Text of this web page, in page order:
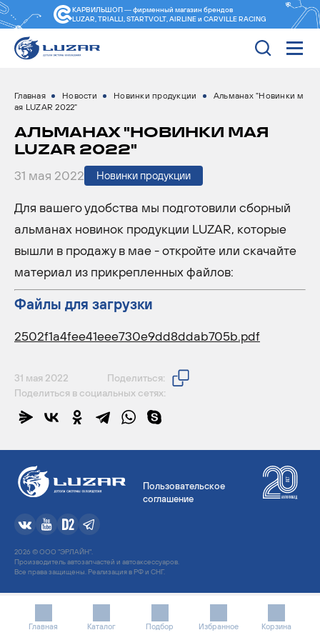
КАРВИЛЬШОП — фирменный магазин брендов
LUZAR, TRIALLI, STARTVOLT, AIRLINE и CARVILLE RACING
Главная Каталог Подбор Избранное Корзина
Главная Новости Новинки продукции
Альманах "Новинки м
ая LUZAR 2022"
АЛЬМАНАХ "НОВИНКИ МАЯ
LUZAR 2022"
31 мая 2022 Новинки продукции
Для вашего удобства мы подготовили сборный
альманах новинок продукции LUZAR, которые
вышли в продажу в мае - откройте или скачайте
материал из прикрепленных файлов:
Файлы для загрузки
2502f1a4fee41eee730e9dd8ddab705b.pdf
31 мая 2022
Поделиться:
Поделиться в социальных сетях:
Пользовательское
соглашение
2026 © ООО "ЭРЛАЙН".
Производитель автозапчастей и автоаксессуаров.
Все права защищены. Реализация в РФ и СНГ.